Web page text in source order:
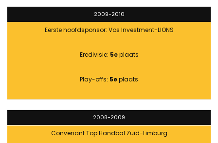
2009-2010
Eerste hoofdsponsor: Vos Investment-LIONS
Eredivisie: 5eplaats
Play-offs: 5eplaats
2008-2009
Convenant Top Handbal Zuid-Limburg